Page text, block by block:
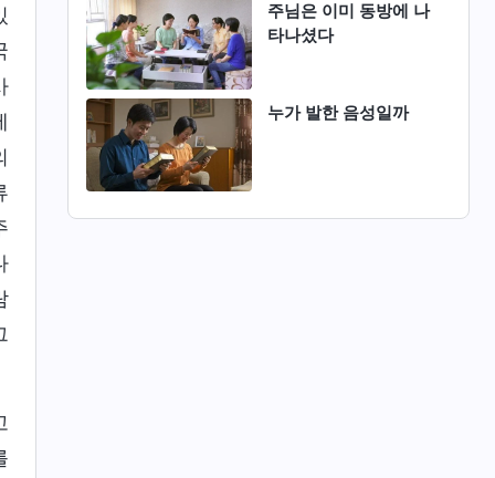
주님은 이미 동방에 나
타나셨다
누가 발한 음성일까